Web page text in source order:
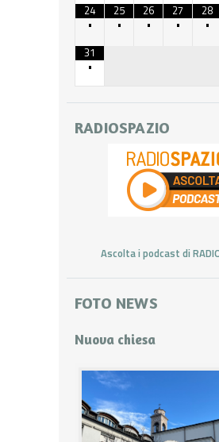
24
•
25
•
26
•
27
•
28
•
31
•
RADIOSPAZIO
Ascolta i podcast di
FOTO NEWS
Nuova chiesa